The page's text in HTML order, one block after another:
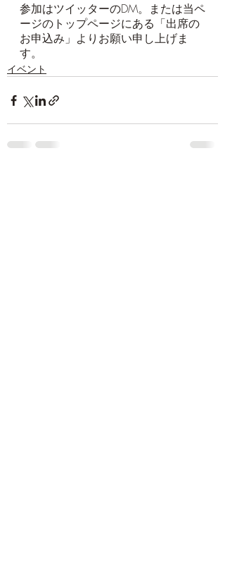
参加はツイッターのDM。または当ペ
ージのトップページにある「出席の
お申込み」よりお願い申し上げま
す。
イベント